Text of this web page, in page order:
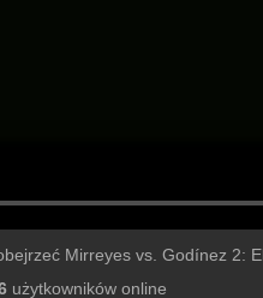
Mirreyes vs. Godínez 2:
użytkowników online